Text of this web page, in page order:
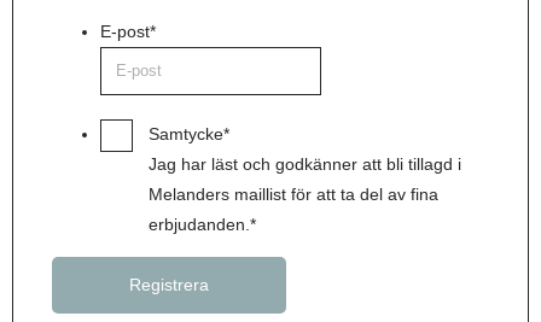
E-post*
Samtycke*
Jag har läst och godkänner att bli tillagd i
Melanders maillist för att ta del av fina
erbjudanden. *